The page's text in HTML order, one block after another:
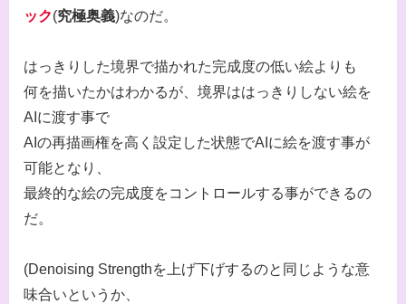
ック(究極奥義)なのだ。
はっきりした境界で描かれた完成度の低い絵よりも
何を描いたかはわかるが、境界ははっきりしない絵を
AIに渡す事で
AIの再描画権を高く設定した状態でAIに絵を渡す事が
可能となり、
最終的な絵の完成度をコントロールする事ができるの
だ。
(Denoising Strengthを上げ下げするのと同じような意
味合いというか、